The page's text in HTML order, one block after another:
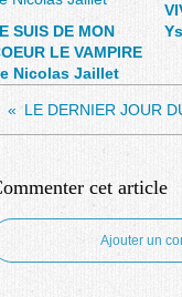
SUIS DE MON
LE VAMPIRE
Nicolas Jaillet
cet article
Ajouter un